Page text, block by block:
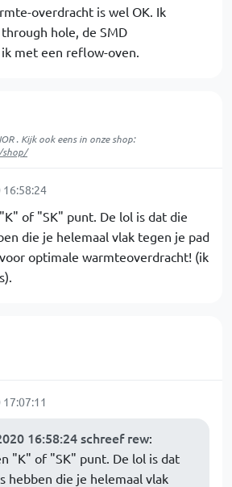
overdracht is wel OK. Ik
hole, de SMD
met een reflow-oven.
. Kijk ook eens in onze shop:
of "SK" punt. De lol is dat die
die je helemaal vlak tegen je pad
optimale warmteoverdracht! (ik
16:58:24 schreef rew:
"K" of "SK" punt. De lol is dat
hebben die je helemaal vlak